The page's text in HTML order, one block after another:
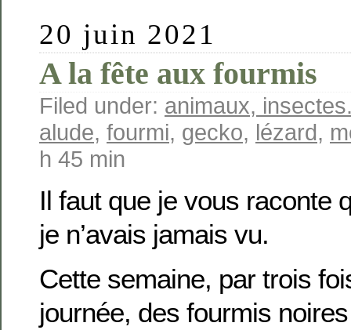
20 juin 2021
A la fête aux fourmis
Filed under: animaux,
alude, fourmi, gecko, lézard,
h 45 min
Il faut que je vous raconte
je n’avais jamais vu.
Cette semaine, par trois
journée, des fourmis